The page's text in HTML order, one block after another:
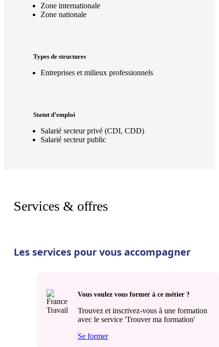
Zone internationale
Zone nationale
Types de structures
Entreprises et milieux professionnels
Statut d’emploi
Salarié secteur privé (CDI, CDD)
Salarié secteur public
Services & offres
Les services pour vous accompagner
Vous voulez vous former à ce métier ?
Trouvez et inscrivez-vous à une formation
avec le service 'Trouver ma formation'
Se former